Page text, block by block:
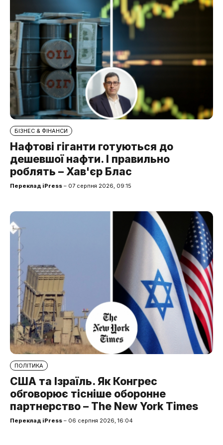
БІЗНЕС & ФІНАНСИ
Нафтові гіганти готуються до
дешевшої нафти. І правильно
роблять – Хав'єр Блас
Переклад iPress – 07 серпня 2026, 09:15
ПОЛІТИКА
США та Ізраїль. Як Конгрес
обговорює тісніше оборонне
партнерство – The New York Times
Переклад iPress – 06 серпня 2026, 16:04